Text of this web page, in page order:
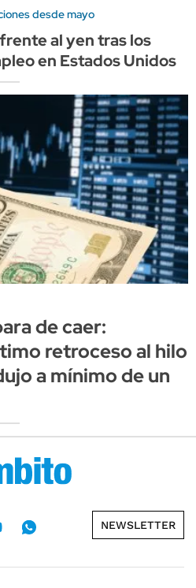
desde mayo
al yen tras los
en Estados Unidos
de caer:
retroceso al hilo
a mínimo de un
NEWSLETTER